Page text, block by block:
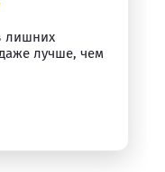
лишних
лучше, чем